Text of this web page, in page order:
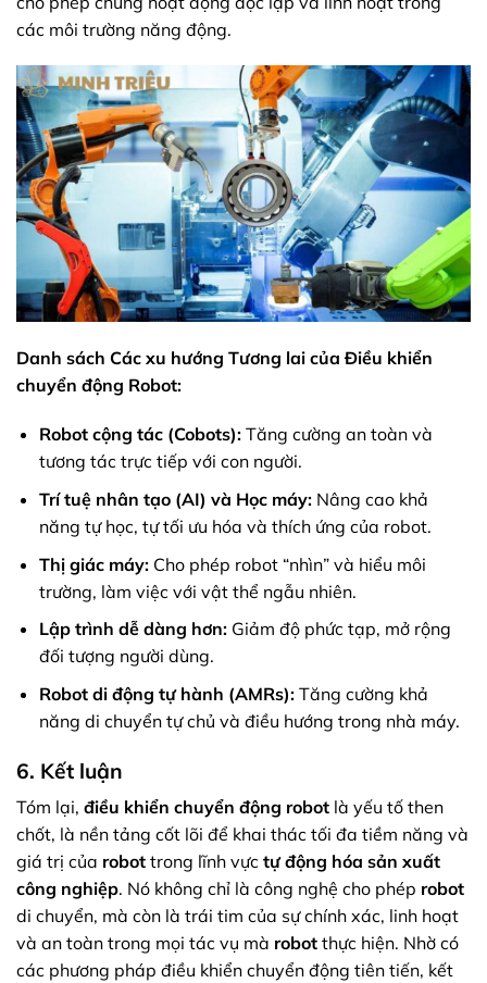
các môi trường năng động.
Danh sách Các xu hướng Tương lai của Điều khiển
chuyển động Robot:
Robot cộng tác (Cobots):Tăng cường an toàn và
tương tác trực tiếp với con người.
Trí tuệ nhân tạo (AI) và Học máy:Nâng cao khả
năng tự học, tự tối ưu hóa và thích ứng của robot.
Thị giác máy:Cho phép robot “nhìn” và hiểu môi
trường, làm việc với vật thể ngẫu nhiên.
Lập trình dễ dàng hơn:Giảm độ phức tạp, mở rộng
đối tượng người dùng.
Robot di động tự hành (AMRs):Tăng cường khả
năng di chuyển tự chủ và điều hướng trong nhà máy.
6. Kết luận
Tóm lại, điều khiển chuyển động robot là yếu tố then
chốt, là nền tảng cốt lõi để khai thác tối đa tiềm năng và
giá trị của robot trong lĩnh vực tự động hóa sản xuất
công nghiệp. Nó không chỉ là công nghệ cho phép robot
di chuyển, mà còn là trái tim của sự chính xác, linh hoạt
và an toàn trong mọi tác vụ mà robot thực hiện. Nhờ có
các phương pháp điều khiển chuyển động tiên tiến, kết